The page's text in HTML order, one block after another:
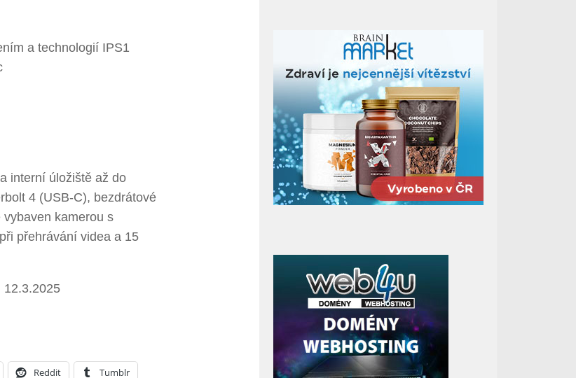
a technologií IPS1
interní úložiště až do
4 (USB-C), bezdrátové
vybaven kamerou s
přehrávání videa a 15
12.3.2025
Reddit Tumblr